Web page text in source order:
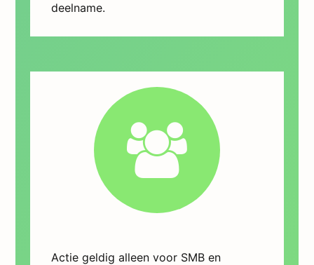
deelname.
Actie geldig alleen voor SMB en